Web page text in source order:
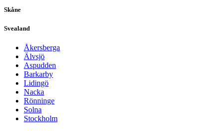
Skåne
Svealand
Åkersberga
Älvsjö
Aspudden
Barkarby
Lidingö
Nacka
Rönninge
Solna
Stockholm